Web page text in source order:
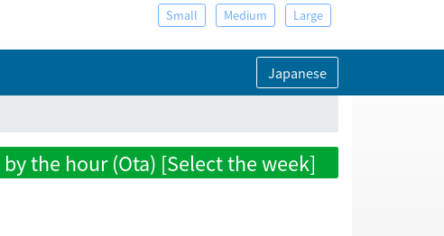
Small Medium Large
Japanese
the hour (Ota) [Select the week]